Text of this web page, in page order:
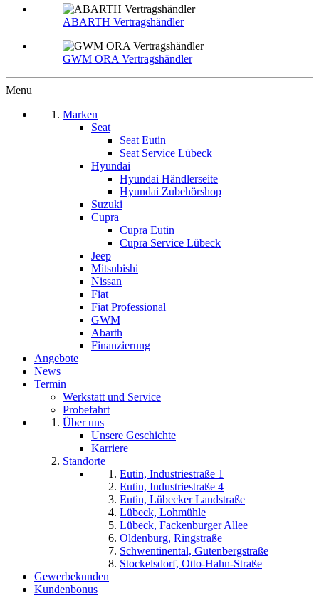
ABARTH Vertragshändler
GWM ORA Vertragshändler
Menu
Marken
Seat
Seat Eutin
Seat Service Lübeck
Hyundai
Hyundai Händlerseite
Hyundai Zubehörshop
Suzuki
Cupra
Cupra Eutin
Cupra Service Lübeck
Jeep
Mitsubishi
Nissan
Fiat
Fiat Professional
GWM
Abarth
Finanzierung
Angebote
News
Termin
Werkstatt und Service
Probefahrt
Über uns
Unsere Geschichte
Karriere
Standorte
Eutin, Industriestraße 1
Eutin, Industriestraße 4
Eutin, Lübecker Landstraße
Lübeck, Lohmühle
Lübeck, Fackenburger Allee
Oldenburg, Ringstraße
Schwentinental, Gutenbergstraße
Stockelsdorf, Otto-Hahn-Straße
Gewerbekunden
Kundenbonus